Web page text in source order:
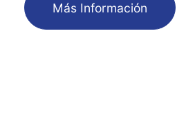
​Más Información